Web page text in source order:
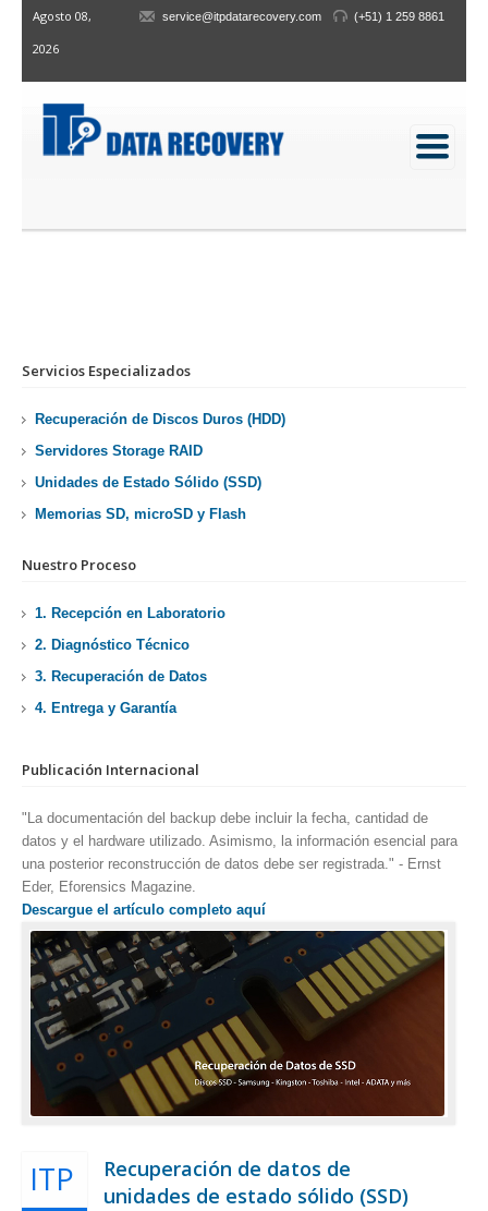
Agosto 08,
2026
service@itpdatarecovery.com (+51) 1 259 8861
Servicios Especializados
Recuperación de Discos Duros (HDD)
Servidores Storage RAID
Unidades de Estado Sólido (SSD)
Memorias SD, microSD y Flash
Nuestro Proceso
1. Recepción en Laboratorio
2. Diagnóstico Técnico
3. Recuperación de Datos
4. Entrega y Garantía
Publicación Internacional
"La documentación del backup debe incluir la fecha, cantidad de
datos y el hardware utilizado. Asimismo, la información esencial para
una posterior reconstrucción de datos debe ser registrada." - Ernst
Eder, Eforensics Magazine.
Descargue el artículo completo aquí
ITP
Recuperación de datos de
unidades de estado sólido (SSD)